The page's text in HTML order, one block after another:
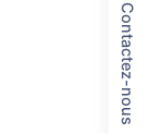
Contactez-nous